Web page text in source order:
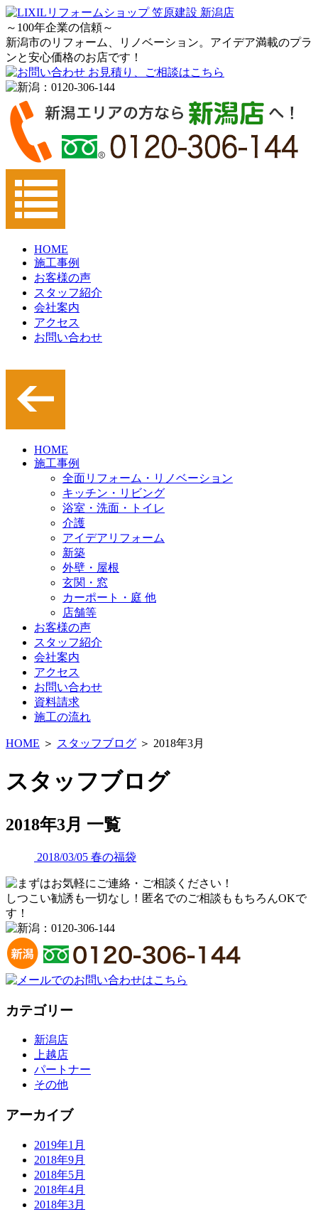
～100年企業の信頼～
新潟市のリフォーム、リノベーション。アイデア満載のプラ
ンと安心価格のお店です！
HOME
施工事例
お客様の声
スタッフ紹介
会社案内
アクセス
お問い合わせ
HOME
施工事例
全面リフォーム・リノベーション
キッチン・リビング
浴室・洗面・トイレ
介護
アイデアリフォーム
新築
外壁・屋根
玄関・窓
カーポート・庭 他
店舗等
お客様の声
スタッフ紹介
会社案内
アクセス
お問い合わせ
資料請求
施工の流れ
HOME ＞ スタッフブログ ＞ 2018年3月
スタッフブログ
2018年3月 一覧
2018/03/05 春の福袋
しつこい勧誘も一切なし！匿名でのご相談ももちろんOKで
す！
カテゴリー
新潟店
上越店
パートナー
その他
アーカイブ
2019年1月
2018年9月
2018年5月
2018年4月
2018年3月